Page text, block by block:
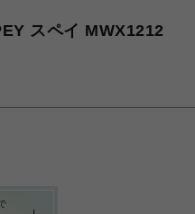
スペイ MWX1212